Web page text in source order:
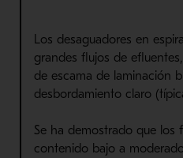
Los desaguadores en
grandes flujos de
de escama de laminación
desbordamiento claro
Se ha demostrado que los
contenido bajo a